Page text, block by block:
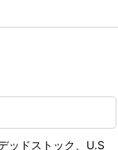
ッドストック、U.S